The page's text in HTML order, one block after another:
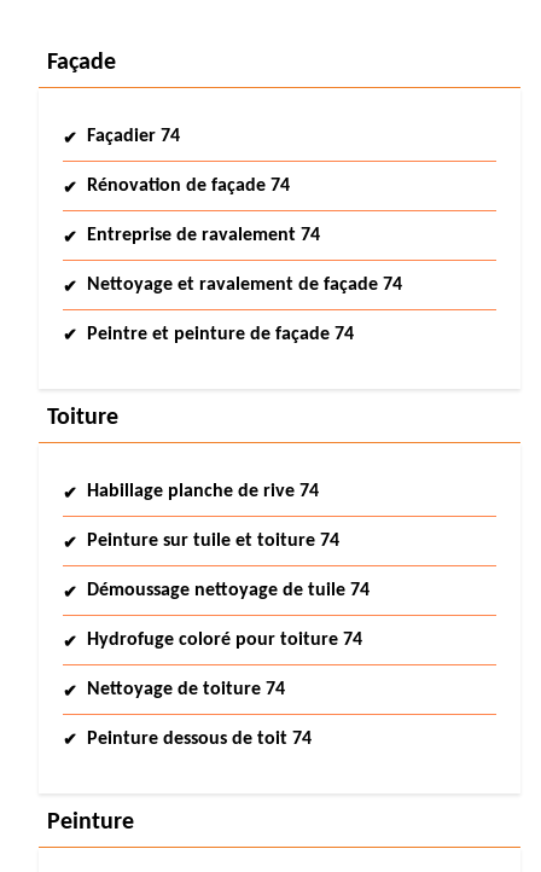
Façade
Façadier 74
Rénovation de façade 74
Entreprise de ravalement 74
Nettoyage et ravalement de façade 74
Peintre et peinture de façade 74
Toiture
Habillage planche de rive 74
Peinture sur tuile et toiture 74
Démoussage nettoyage de tuile 74
Hydrofuge coloré pour toiture 74
Nettoyage de toiture 74
Peinture dessous de toit 74
Peinture